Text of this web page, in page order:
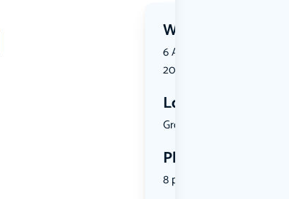
Wanneer?
6 August 2026 | 14:00 tot
2026 | 18:30
Locatie
Grote Kerk...
Plekken
8 plekken beschikbaar